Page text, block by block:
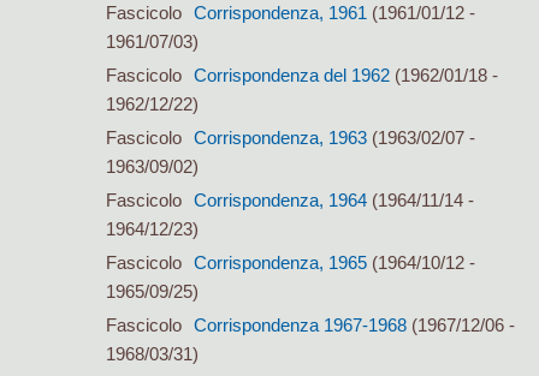
Fascicolo
Corrispondenza, 1961 (1961/01/12 -
1961/07/03)
Fascicolo
Corrispondenza del 1962(1962/01/18 -
1962/12/22)
Fascicolo
Corrispondenza, 1963(1963/02/07 -
1963/09/02)
Fascicolo
Corrispondenza, 1964(1964/11/14 -
1964/12/23)
Fascicolo
Corrispondenza, 1965(1964/10/12 -
1965/09/25)
Fascicolo
Corrispondenza 1967-1968(1967/12/06 -
1968/03/31)